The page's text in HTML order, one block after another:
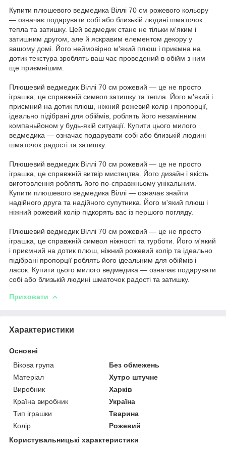
Купити плюшевого ведмедика Віллі 70 см рожевого кольору
— означає подарувати собі або близькій людині шматочок
тепла та затишку. Цей ведмедик стане не тільки м'яким і
затишним другом, але й яскравим елементом декору у
вашому домі. Його неймовірно м'який плюш і приємна на
дотик текстура зроблять ваш час проведений в обійм з ним
ще приємнішим.
Плюшевий ведмедик Віллі 70 см рожевий — це не просто
іграшка, це справжній символ затишку та тепла. Його м'який і
приємний на дотик плюш, ніжний рожевий колір і пропорції,
ідеально підібрані для обіймів, роблять його незамінним
компаньйоном у будь-якій ситуації. Купити цього милого
ведмедика — означає подарувати собі або близькій людині
шматочок радості та затишку.
Плюшевий ведмедик Віллі 70 см рожевий — це не просто
іграшка, це справжній витвір мистецтва. Його дизайн і якість
виготовлення роблять його по-справжньому унікальним.
Купити плюшевого ведмедика Віллі — означає знайти
надійного друга та надійного супутника. Його м'який плюш і
ніжний рожевий колір підкорять вас із першого погляду.
Плюшевий ведмедик Віллі 70 см рожевий — це не просто
іграшка, це справжній символ ніжності та турботи. Його м'який
і приємний на дотик плюш, ніжний рожевий колір та ідеально
підібрані пропорції роблять його ідеальним для обіймів і
ласок. Купити цього милого ведмедика — означає подарувати
собі або близькій людині шматочок радості та затишку.
Приховати
Характеристики
Основні
Вікова група
Без обмежень
Матеріал
Хутро штучне
Виробник
Харків
Країна виробник
Україна
Тип іграшки
Тварина
Колір
Рожевий
Користувальницькі характеристики